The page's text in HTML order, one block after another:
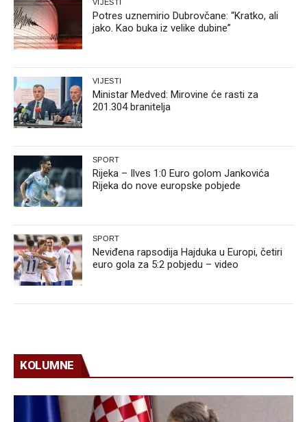
VIJESTI
Potres uznemirio Dubrovčane: “Kratko, ali
jako. Kao buka iz velike dubine”
VIJESTI
Ministar Medved: Mirovine će rasti za
201.304 branitelja
SPORT
Rijeka – Ilves 1:0 Euro golom Jankovića
Rijeka do nove europske pobjede
SPORT
Neviđena rapsodija Hajduka u Europi, četiri
euro gola za 5:2 pobjedu – video
KOLUMNE